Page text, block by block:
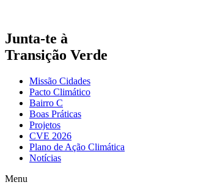
Junta-te à
Transição Verde
Missão Cidades
Pacto Climático
Bairro C
Boas Práticas
Projetos
CVE 2026
Plano de Ação Climática
Notícias
Menu